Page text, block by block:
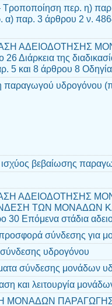
Τροποποίηση περ. η)
α) παρ. 3 άρθρου 2 ν.
ΑΔΕΙΟΔΟΤΗΣΗΣ
της
5 και 8 άρθρου 8
παραγωγού υδρογόνου
ισχύος βεβαίωσης
ΑΔΕΙΟΔΟΤΗΣΗΣ
ΤΩΝ ΜΟΝΑΔΩΝ
30 Επόμενα στάδια
σύνδεσης για
υδρογόνου
σύνδεσης μονάδων
και λειτουργία
ΜΟΝΑΔΩΝ